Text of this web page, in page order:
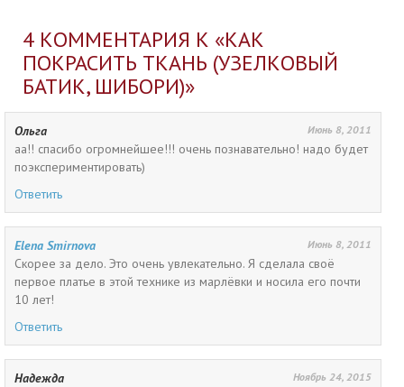
4 КОММЕНТАРИЯ К «КАК
ПОКРАСИТЬ ТКАНЬ (УЗЕЛКОВЫЙ
БАТИК, ШИБОРИ)»
Ольга Июнь 8, 2011
аа!! спасибо огромнейшее!!! очень познавательно! надо будет
поэкспериментировать)
Ответить
Elena Smirnova Июнь 8, 2011
Скорее за дело. Это очень увлекательно. Я сделала своё
первое платье в этой технике из марлёвки и носила его почти
10 лет!
Ответить
Надежда Ноябрь 24, 2015